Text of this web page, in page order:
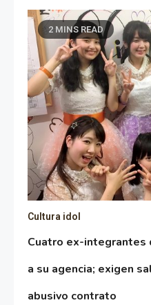
2 MINS READ
Cultura idol
Cuatro ex-integrantes
a su agencia; exigen
abusivo contrato